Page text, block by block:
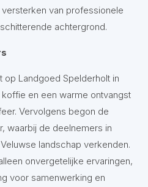
van professionele
achtergrond.
op Landgoed Spelderholt in
en een warme ontvangst
Vervolgens begon de
waarbij de deelnemers in
landschap verkenden.
onvergetelijke ervaringen,
voor samenwerking en